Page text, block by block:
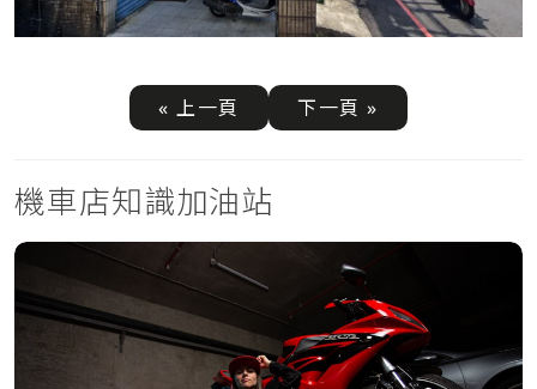
« 上一頁 下一頁 »
機車店知識加油站